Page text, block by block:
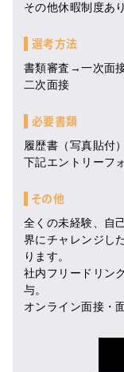
その他休暇制度あ
選考方法
書類審査→一次面
二次面接
必要書類
履歴書（写真貼付
下記エントリーフ
その他
全くの未経験、自
界にチャレンジし
ります。
社内フリードリン
与。
オンライン面接・